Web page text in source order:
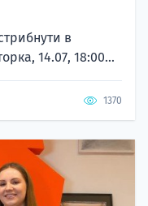
в
14.07, 18:00...
1370